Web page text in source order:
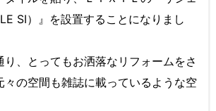
SI）』を設置することになりまし
り、とってもお洒落なリフォームをさ
々の空間も雑誌に載っているような空